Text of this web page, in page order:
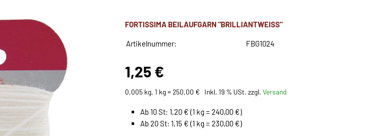
FORTISSIMA BEILAUFGARN "BRILLIANTWEISS"
Artikelnummer: FBG1024
1,25 €
0,005 kg, 1 kg = 250,00 € Inkl. 19 % USt. zzgl.Versand
Ab 10 St: 1,20 € (1 kg = 240,00 €)
Ab 20 St: 1,15 € (1 kg = 230,00 €)